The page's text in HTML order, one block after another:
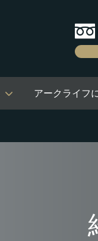
アークライフ